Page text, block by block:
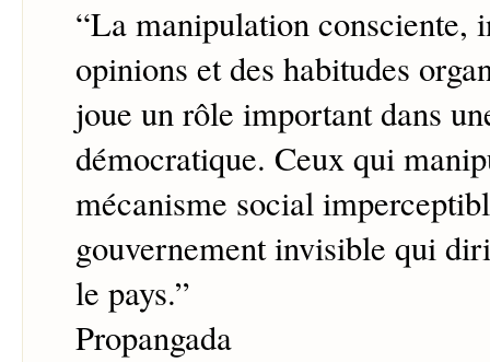
“La manipulation consciente,
opinions et des habitudes
joue un rôle important dans
démocratique. Ceux qui
mécanisme social
gouvernement invisible qui
le pays.”
Propangada